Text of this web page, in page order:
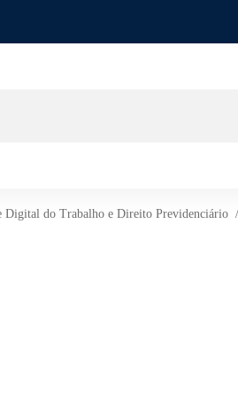
Digital do Trabalho e Direito Previdenciário